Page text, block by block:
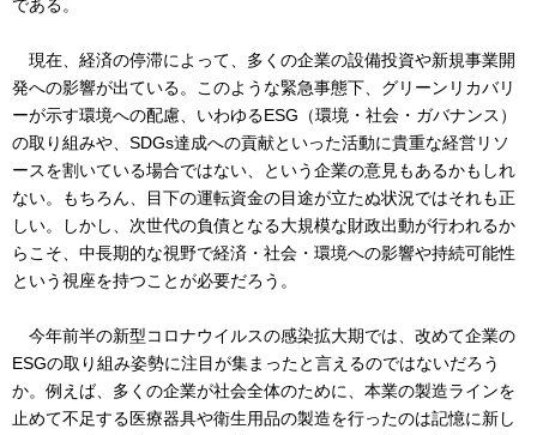
である。
現在、経済の停滞によって、多くの企業の設備投資や新規事業開
発への影響が出ている。このような緊急事態下、グリーンリカバリ
ーが示す環境への配慮、いわゆるESG（環境・社会・ガバナンス）
の取り組みや、SDGs達成への貢献といった活動に貴重な経営リソ
ースを割いている場合ではない、という企業の意見もあるかもしれ
ない。もちろん、目下の運転資金の目途が立たぬ状況ではそれも正
しい。しかし、次世代の負債となる大規模な財政出動が行われるか
らこそ、中長期的な視野で経済・社会・環境への影響や持続可能性
という視座を持つことが必要だろう。
今年前半の新型コロナウイルスの感染拡大期では、改めて企業の
ESGの取り組み姿勢に注目が集まったと言えるのではないだろう
か。例えば、多くの企業が社会全体のために、本業の製造ラインを
止めて不足する医療器具や衛生用品の製造を行ったのは記憶に新し